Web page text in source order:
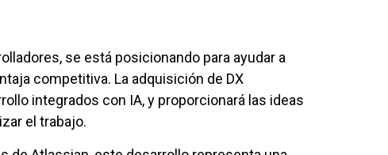
se está posicionando para ayudar a
competitiva. La adquisición de DX
integrados con IA, y proporcionará las ideas
el trabajo.